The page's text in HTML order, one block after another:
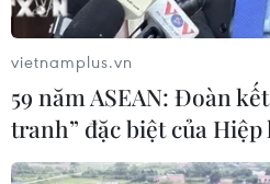
vietnamplus.vn
59 năm ASEAN: Đoàn
tranh” đặc biệt của Hiệp